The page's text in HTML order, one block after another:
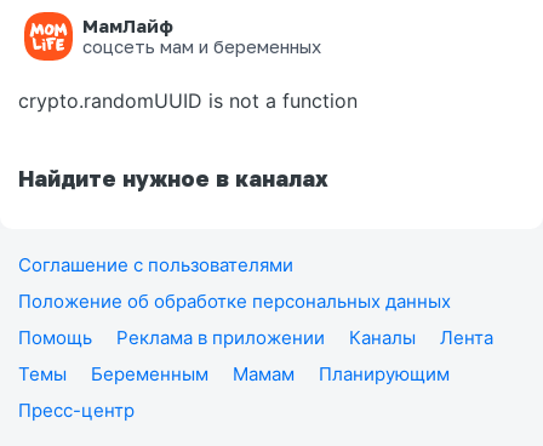
МамЛайф
соцсеть мам и беременных
Ошибка на странице
crypto.randomUUID is not a function
Найдите нужное в каналах
Соглашение с пользователями
Положение об обработке персональных данных
Помощь
Реклама в приложении Каналы
Лента
Темы
Беременным Мамам
Планирующим
Пресс-центр